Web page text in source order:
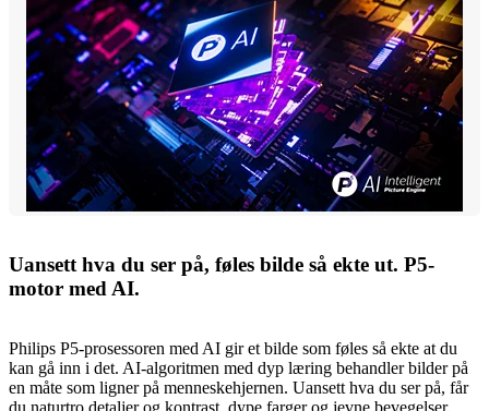
Uansett hva du ser på, føles bilde så ekte ut. P5-
motor med AI.
Philips P5-prosessoren med AI gir et bilde som føles så ekte at du
kan gå inn i det. AI-algoritmen med dyp læring behandler bilder på
en måte som ligner på menneskehjernen. Uansett hva du ser på, får